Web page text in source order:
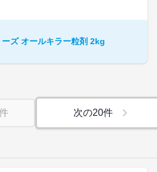
ズ オールキラー粒剤 2kg
次の20件